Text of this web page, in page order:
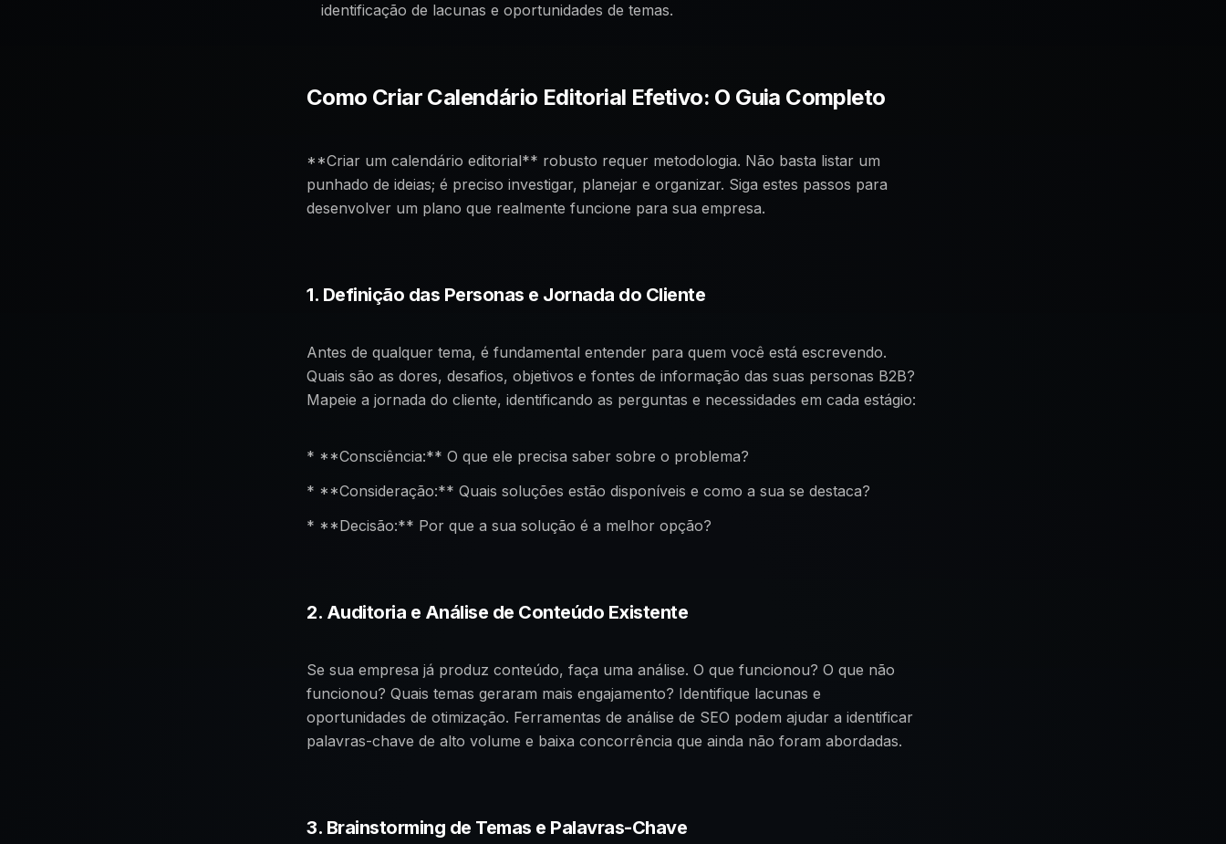
identificação de lacunas e oportunidades de temas.
Como Criar Calendário Editorial Efetivo: O Guia Completo
**Criar um calendário editorial** robusto requer metodologia. Não basta listar um
punhado de ideias; é preciso investigar, planejar e organizar. Siga estes passos para
desenvolver um plano que realmente funcione para sua empresa.
1. Definição das Personas e Jornada do Cliente
Antes de qualquer tema, é fundamental entender para quem você está escrevendo.
Quais são as dores, desafios, objetivos e fontes de informação das suas personas B2B?
Mapeie a jornada do cliente, identificando as perguntas e necessidades em cada estágio:
* **Consciência:** O que ele precisa saber sobre o problema?
* **Consideração:** Quais soluções estão disponíveis e como a sua se destaca?
* **Decisão:** Por que a sua solução é a melhor opção?
2. Auditoria e Análise de Conteúdo Existente
Se sua empresa já produz conteúdo, faça uma análise. O que funcionou? O que não
funcionou? Quais temas geraram mais engajamento? Identifique lacunas e
oportunidades de otimização. Ferramentas de análise de SEO podem ajudar a identificar
palavras-chave de alto volume e baixa concorrência que ainda não foram abordadas.
3. Brainstorming de Temas e Palavras-Chave